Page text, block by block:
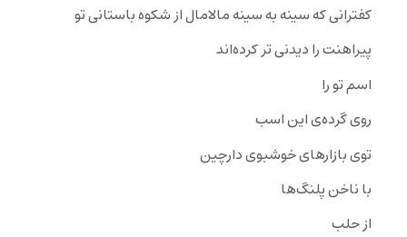
کفترانى که سینه به سینه مالامال از شکوه باستانى تو
پیراهنت را دیدنى تر کرده‌اند
اسم تو را
روى گرده‌ى این اسب
توى بازارهاى خوشبوى دارچین
با ناخن پلنگ‌ها
از حلب